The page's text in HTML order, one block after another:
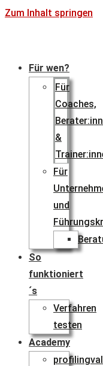
Zum Inhalt springen
Für wen?
Für
Coaches,
&
Für
und
So
funktioniert
´s
Verfahren
testen
Academy